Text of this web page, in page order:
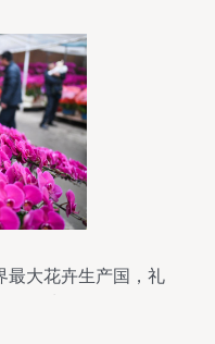
最大花卉生产国，礼